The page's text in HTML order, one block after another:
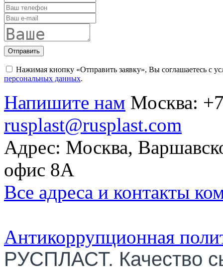
Отправить
Нажимая кнопку «Отправить заявку», Вы соглашаетесь с
персональных данных.
Напишите нам Москва:
rusplast@rusplast.com
Адрес: Москва,
офис 8А
Все адреса и контакты
Антикоррупционная
РУСПЛАСТ. Качество